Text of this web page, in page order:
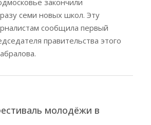
закончили
семи новых школ. Эту
сообщила первый
правительства этого
молодёжи в